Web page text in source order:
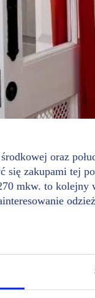
oraz
się zakupami tej
mkw. to
i mężczyzn,
powietrzu, a to